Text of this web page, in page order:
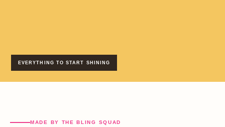
EVERYTHING TO START SHINING
MADE BY THE BLING SQUAD